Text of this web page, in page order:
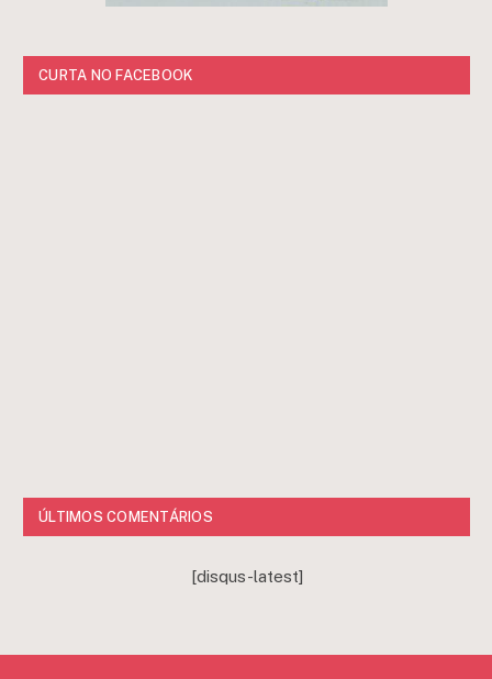
CURTA NO FACEBOOK
ÚLTIMOS COMENTÁRIOS
[disqus-latest]